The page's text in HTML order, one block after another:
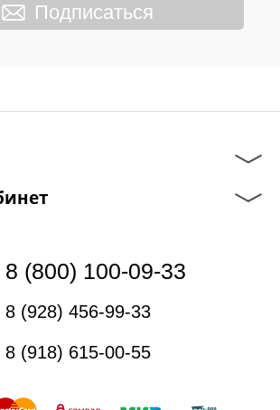
Подписаться
8 (800) 100-09-33
8 (928) 456-99-33
8 (918) 615-00-55